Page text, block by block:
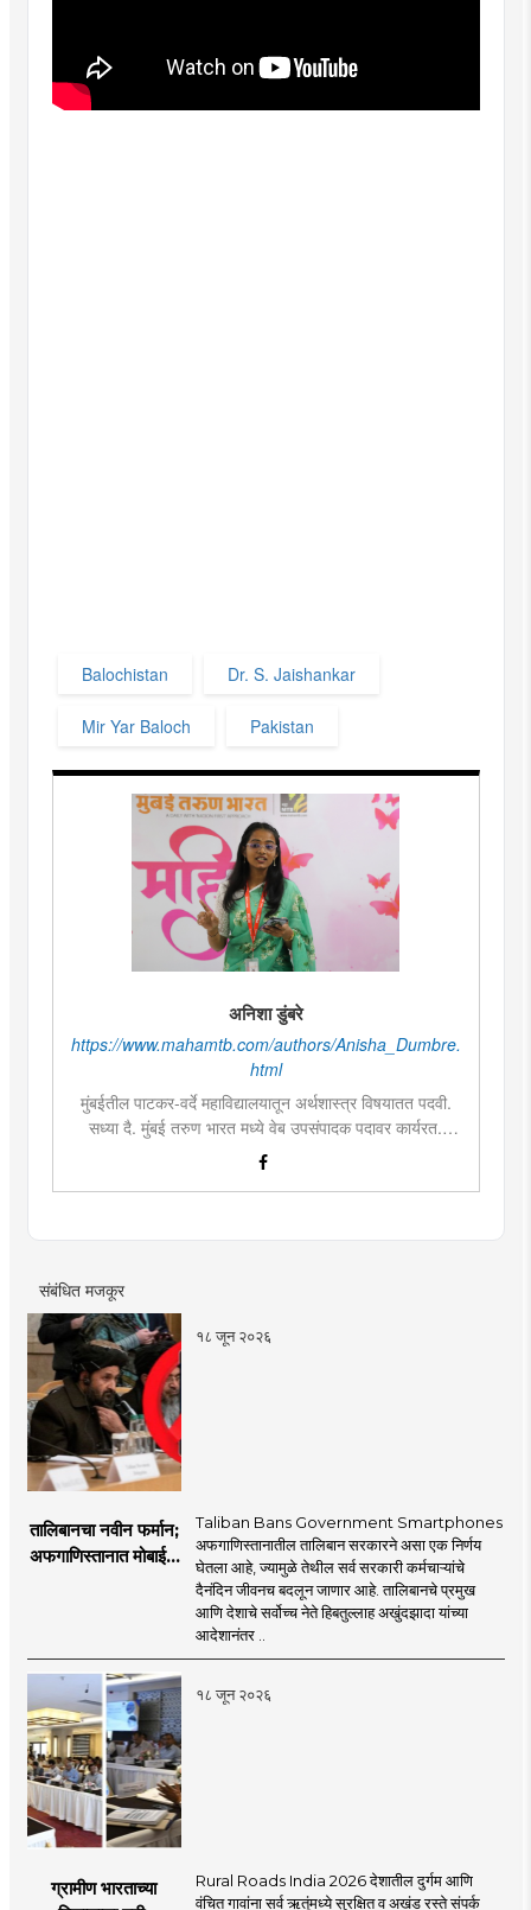
Balochistan Dr. S. Jaishankar
Mir Yar Baloch Pakistan
अनिशा डुंबरे
https://www.mahamtb.com/authors/Anisha_Dumbre.
html
मुंबईतील पाटकर-वर्दे महाविद्यालयातून अर्थशास्त्र विषयातत पदवी.
सध्या दै. मुंबई तरुण भारत मध्ये वेब उपसंपादक पदावर कार्यरत.
लिखाण, वाचन आणि निवेदनाची विशेष आवड. मराठी साहित्य,
इतिहास, राजकारण, आणि मनोरंजन विषयांत रस. महाविद्यालयीन
संबंधित मजकूर
१८ जून २०२६
तालिबानचा नवीन फर्मान;
अफगाणिस्तानात मोबाईल
Taliban Bans Government Smartphones
अफगाणिस्तानातील तालिबान सरकारने असा एक निर्णय
घेतला आहे, ज्यामुळे तेथील सर्व सरकारी कर्मचाऱ्यांचे
दैनंदिन जीवनच बदलून जाणार आहे. तालिबानचे प्रमुख
आणि देशाचे सर्वोच्च नेते हिबतुल्लाह अखुंदझादा यांच्या
आदेशानंतर ..
१८ जून २०२६
ग्रामीण भारताच्या
Rural Roads India 2026 देशातील दुर्गम आणि
वंचित गावांना सर्व ऋतूंमध्ये सुरक्षित व अखंड रस्ते संपर्क